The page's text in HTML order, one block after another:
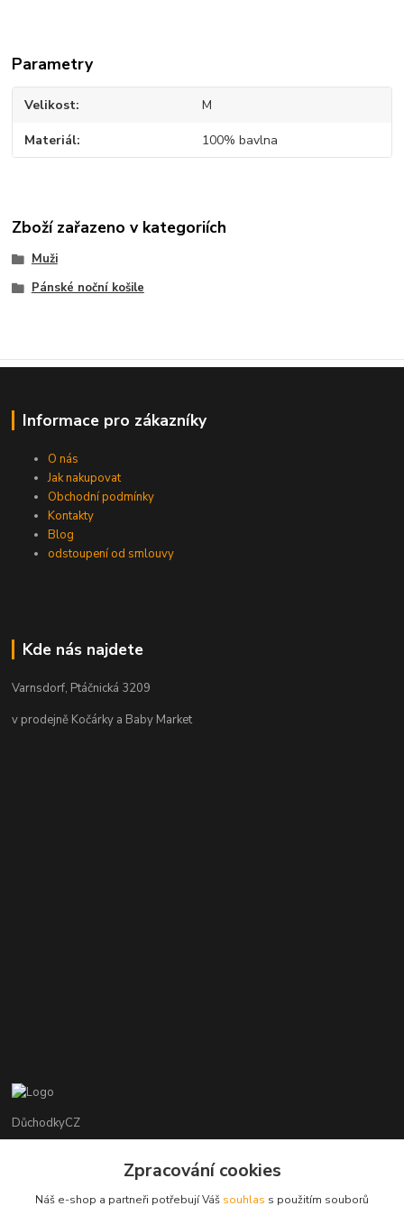
Parametry
Velikost M
Materiál 100% bavlna
Zboží zařazeno v kategoriích
Muži
Pánské noční košile
Informace pro zákazníky
O nás
Jak nakupovat
Obchodní podmínky
Kontakty
Blog
odstoupení od smlouvy
Kde nás najdete
Varnsdorf, Ptáčnická 3209
v prodejně Kočárky a Baby Market
DůchodkyCZ
+420 412384749
Zpracování cookies
Náš e-shop a partneři potřebují Váš souhlas s použitím souborů